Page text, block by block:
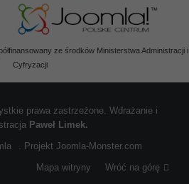
Aby zapoznać się
dokumentami, należy skorzystać
z bocznego menu.ze środków Ministerstwa Administracji i
Cyfryzacji
prawa zastrzeżone. Wdrażanie i
Paweł Limek.
. Projekt Joomla-Monster.com
Mapa witryny
Wróć na górę